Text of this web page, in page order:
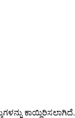
ಕಾಯ್ದಿರಿಸಲಾಗಿದೆ.